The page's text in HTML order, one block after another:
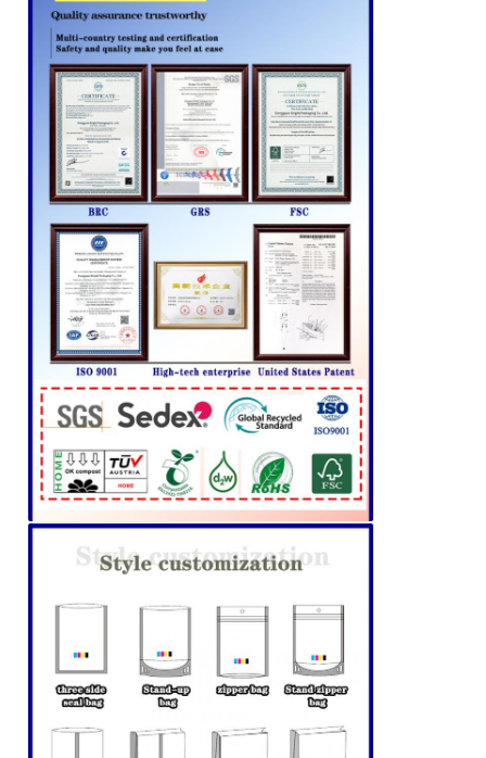
Tinggalkan pesan
Kami akan segera menghubungi
Anda kembali!